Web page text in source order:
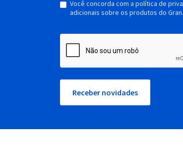
Você concorda com a política de
adicionais sobre os produtos do Gran.
Receber novidades